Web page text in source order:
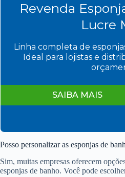
Revenda
Lucre
Linha completa de
Ideal para lojistas e
SAIBA MAIS
Posso personalizar as esponjas de
Sim, muitas empresas oferecem
esponjas de banho. Você pode